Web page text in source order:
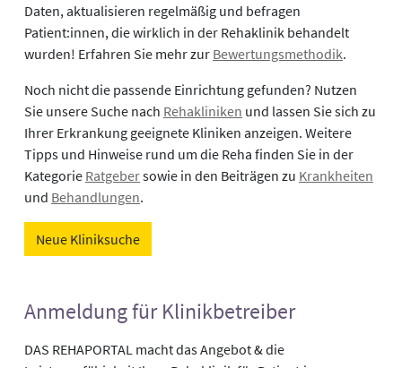
Daten, aktualisieren regelmäßig und befragen
Patient:innen, die wirklich in der Rehaklinik behandelt
wurden! Erfahren Sie mehr zur Bewertungsmethodik.
Noch nicht die passende Einrichtung gefunden? Nutzen
Sie unsere Suche nach Rehakliniken und lassen Sie sich zu
Ihrer Erkrankung geeignete Kliniken anzeigen. Weitere
Tipps und Hinweise rund um die Reha finden Sie in der
Kategorie Ratgebersowie in den Beiträgen zu Krankheiten
und Behandlungen.
Neue Kliniksuche
Anmeldung für Klinikbetreiber
DAS REHAPORTAL macht das Angebot & die